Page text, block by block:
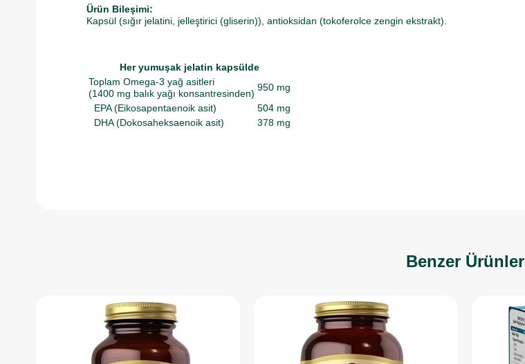
Ürün Bileşimi:
Kapsül (sığır jelatini, jelleştirici (gliserin)), antioksidan (tokoferolce zengin ekstrakt).
Her yumuşak jelatin kapsülde
Toplam Omega-3 yağ asitleri
(1400 mg balık yağı konsantresinden)
950 mg
EPA (Eikosapentaenoik asit)
504 mg
DHA (Dokosaheksaenoik asit)
378 mg
Benzer Ürünler